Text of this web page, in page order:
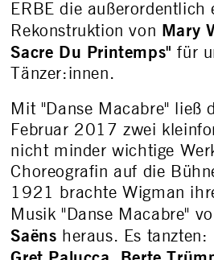
ERBE die außerordentlich
Rekonstruktion von Mary
Sacre Du Printemps" für
Tänzer:innen.
Mit "Danse Macabre" ließ
Februar 2017 zwei
nicht minder wichtige
Choreografin auf die
1921 brachte Wigman
Musik "Danse Macabre"
Saëns heraus. Es